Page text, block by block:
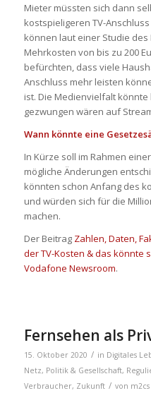
Mieter müssten sich dann
kostspieligeren TV-
können laut einer Studie
Mehrkosten von bis zu 200
befürchten, dass viele
Anschluss mehr leisten
ist. Die Medienvielfalt
gezwungen wären auf
Wann könnte eine
In Kürze soll im Rahmen
mögliche Änderungen
könnten schon Anfang des
und würden sich für die
machen.
Der Beitrag Zahlen, Daten,
der TV-Kosten & das könnte
Vodafone Newsroom.
Fernsehen als
15. Oktober 2020 / in Digitales
Netz, Politik & Gesellschaft,
Verbraucher, Zukunft / von m2cs